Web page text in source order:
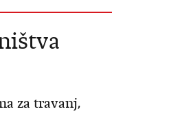
za travanj,